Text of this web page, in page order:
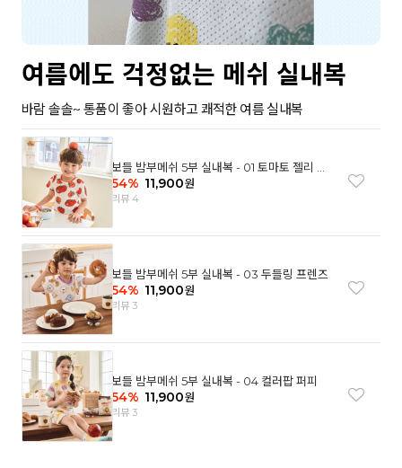
여름에도 걱정없는 메쉬 실내복
바람 솔솔~ 통품이 좋아 시원하고 쾌적한 여름 실내복
보들 밤부메쉬 5부 실내복 - 01 토마토 젤리 베
어
54% 11,900원
리뷰 4
보들 밤부메쉬 5부 실내복 - 03 두들링 프렌즈
54% 11,900원
리뷰 3
보들 밤부메쉬 5부 실내복 - 04 컬러팝 퍼피
54% 11,900원
리뷰 3